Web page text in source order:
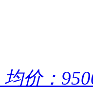
均价：